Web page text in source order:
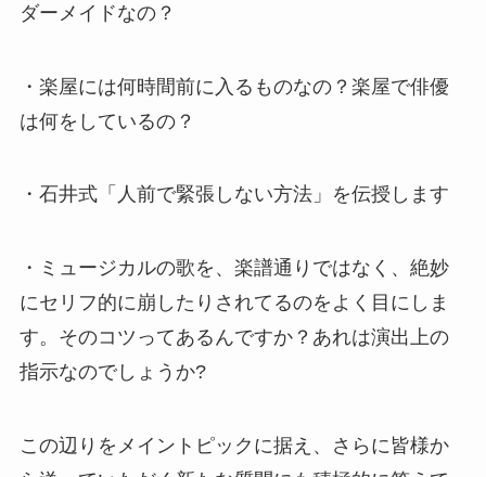
ダーメイドなの？
・楽屋には何時間前に入るものなの？楽屋で俳優
は何をしているの？
・石井式「人前で緊張しない方法」を伝授します
・ミュージカルの歌を、楽譜通りではなく、絶妙
にセリフ的に崩したりされてるのをよく目にしま
す。そのコツってあるんですか？あれは演出上の
指示なのでしょうか?
この辺りをメイントピックに据え、さらに皆様か